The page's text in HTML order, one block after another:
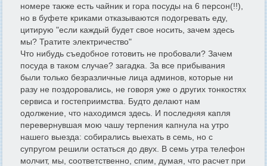
номере также есть чайник и гора посуды на 6 персон(!!),
но в буфете криками отказываются подогревать еду,
цитирую "если каждый будет свое носить, зачем здесь
мы? Тратите электричество"
Что нибудь съедобное готовить не пробовали? Зачем
посуда в таком случае? загадка. За все прибывания
были только безразличные лица админов, которые ни
разу не поздоровались, не говоря уже о других тонкостях
сервиса и гостеприимства. Будто делают нам
одолжение, что находимся здесь. И последняя капля
перевернувшая мою чашу терпения капнула на утро
нашего выезда: собирались выехать в семь, но с
супругом решили остаться до двух. В семь утра телефон
молчит, мы, соответственно, спим, думая, что расчет при